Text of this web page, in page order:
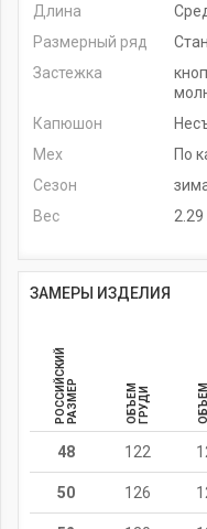
Длина
Размерный ряд
Застежка
Капюшон
Мех
По
Сезон
Вес
2.29
ЗАМЕРЫ ИЗДЕЛИЯ
РОССИЙСКИЙРАЗМЕР ОБЪЕМГРУДИ ОБЪЕМ
48 122
50 126